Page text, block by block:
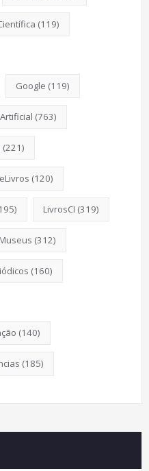
(119)
Google (119)
(763)
(221)
(120)
LivrosCI (319)
Museus (312)
(160)
(140)
(185)